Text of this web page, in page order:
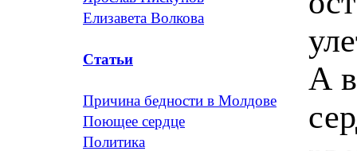
Елизавета Волкова
Статьи
Причина бедности в Молдове
Поющее сердце
Политика
А